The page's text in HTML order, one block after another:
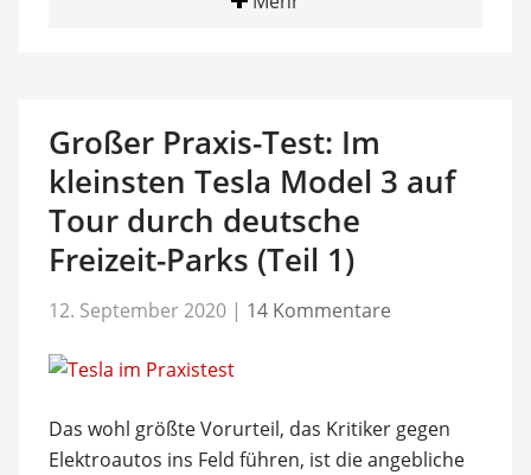
Großer Praxis-Test: Im
kleinsten Tesla Model 3 auf
Tour durch deutsche
Freizeit-Parks (Teil 1)
12. September 2020 | 14 Kommentare
Das wohl größte Vorurteil, das Kritiker gegen
Elektroautos ins Feld führen, ist die angebliche